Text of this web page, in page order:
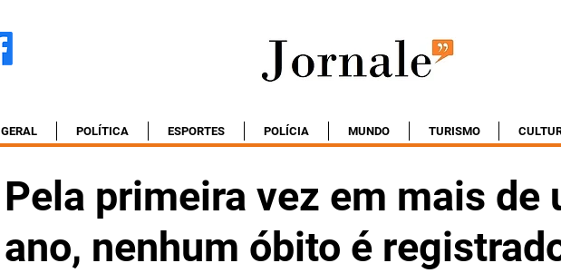
GERAL POLÍTICA ESPORTES POLÍCIA MUNDO TURISMO
Pela primeira vez em mais de
ano, nenhum óbito é